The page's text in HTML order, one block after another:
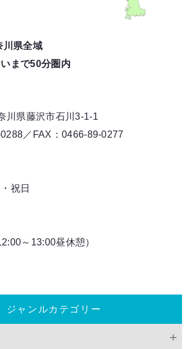
ジャンルカテゴリー
川県全域
まで50分圏内
川県藤沢市石川3-1-1
／FAX：0466-89-0277
祝日
～13:00昼休憩）